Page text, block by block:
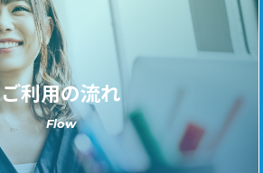
ご利用の流れ
Flow